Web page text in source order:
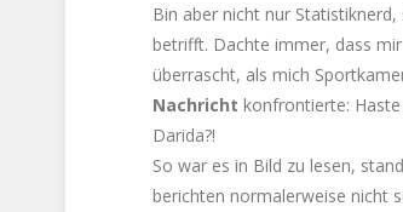
Bin aber nicht nur
betrifft. Dachte immer, dass mir
überrascht, als mich
Nachricht konfrontierte:
Darida?!
So war es in Bild zu lesen,
berichten normalerweise nicht